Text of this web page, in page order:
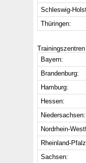
Schleswig-
Thüringen:
Bayern:
Brandenburg:
Hamburg:
Hessen:
Niedersachsen:
Nordrhein-
Rheinland-
Sachsen: